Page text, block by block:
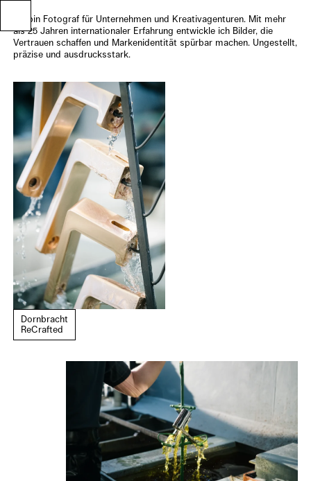
Ich bin Fotograf für Unternehmen und Kreativagenturen. Mit mehr
als 25 Jahren internationaler Erfahrung entwickle ich Bilder, die
Vertrauen schaffen und Markenidentität spürbar machen. Ungestellt,
präzise und ausdrucksstark.
Dornbracht
ReCrafted